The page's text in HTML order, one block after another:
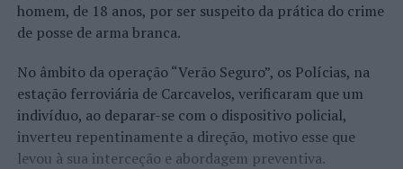
homem, de 18 anos, por ser suspeito da prática do crime
de posse de arma branca.
No âmbito da operação “Verão Seguro”, os Polícias, na
estação ferroviária de Carcavelos, verificaram que um
indivíduo, ao deparar-se com o dispositivo policial,
inverteu repentinamente a direção, motivo esse que
levou à sua interceção e abordagem preventiva.